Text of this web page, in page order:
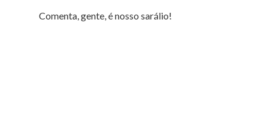
Comenta, gente, é nosso sarálio!